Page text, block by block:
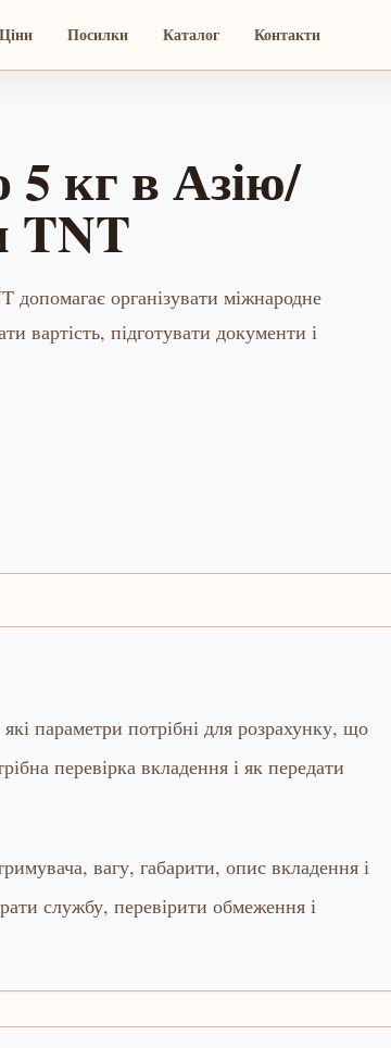
Ціни Посилки Каталог Контакти
5 кг в Азію/
TNT
організувати міжнародне
вартість, підготувати документи і
параметри потрібні для розрахунку, що
перевірка вкладення і як передати
вагу, габарити, опис вкладення і
службу, перевірити обмеження і